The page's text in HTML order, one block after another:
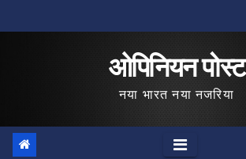
to
ओपिनियन पोस्ट
नया भारत नया नजरिया